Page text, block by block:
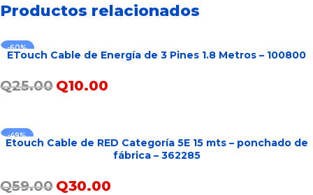
Productos relacionados
-60%
ETouch Cable de Energía de 3 Pines 1.8 Metros – 100800
Q25.00 Q10.00
-49%
Etouch Cable de RED Categoría 5E 15 mts – ponchado de
fábrica – 362285
Q59.00 Q30.00